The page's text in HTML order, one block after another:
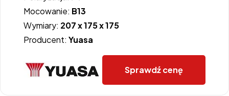
Mocowanie: B13
Wymiary: 207 x 175 x 175
Producent: Yuasa
Sprawdź cenę